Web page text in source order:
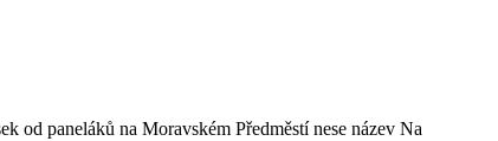
od paneláků na Moravském Předměstí nese název Na